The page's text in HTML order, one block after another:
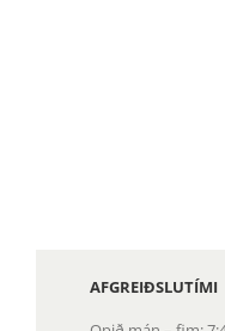
AFGREIÐSLUTÍMI